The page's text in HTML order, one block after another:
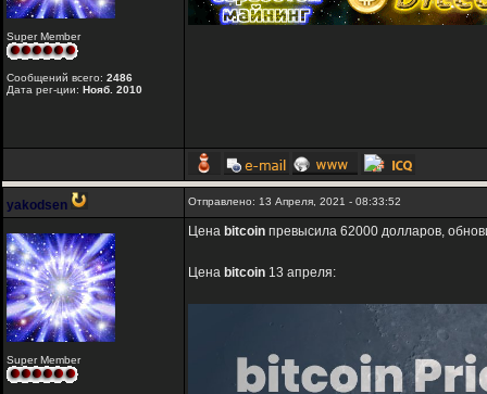
Super Member
Сообщений всего: 2486
Дата рег-ции: Нояб. 2010
yakodsen Отправлено: 13 Апреля, 2021 - 08:33:52
Super Member
Цена bitcoin превысила 62000 долларов,
Цена bitcoin 13 апреля: